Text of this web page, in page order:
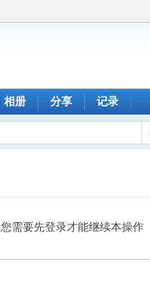
相册 分享 记录
您需要先登录才能继续本操作